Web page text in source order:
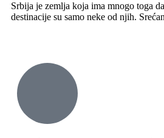
Srbija je zemlja koja ima mnogo toga
destinacije su samo neke od njih.